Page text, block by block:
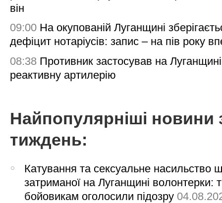
він
09:00 На окупованій Луганщині
дефіцит нотаріусів: запис – на пів року
08:38 Противник застосував на Луганщині
реактивну артилерію
Найпопулярніші новини
тиждень:
Катування та сексуальне насильство
затриманої на Луганщині волонтерки:
бойовикам оголосили підозру